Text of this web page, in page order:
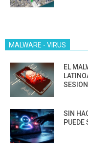
MALWARE - VIRUS
EL
SIN
PUEDE